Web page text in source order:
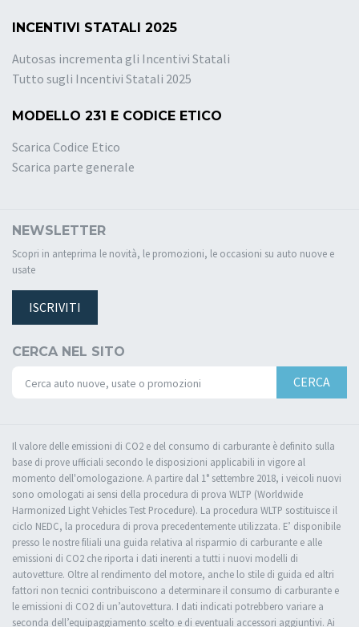
INCENTIVI STATALI 2025
Autosas incrementa gli Incentivi Statali
Tutto sugli Incentivi Statali 2025
MODELLO 231 E CODICE ETICO
Scarica Codice Etico
Scarica parte generale
NEWSLETTER
Scopri in anteprima le novità, le promozioni, le occasioni su auto nuove e
usate
ISCRIVITI
CERCA NEL SITO
CERCA
Il valore delle emissioni di CO2 e del consumo di carburante è definito sulla
base di prove ufficiali secondo le disposizioni applicabili in vigore al
momento dell'omologazione. A partire dal 1° settembre 2018, i veicoli nuovi
sono omologati ai sensi della procedura di prova WLTP (Worldwide
Harmonized Light Vehicles Test Procedure). La procedura WLTP sostituisce il
ciclo NEDC, la procedura di prova precedentemente utilizzata. E’ disponibile
presso le nostre filiali una guida relativa al risparmio di carburante e alle
emissioni di CO2 che riporta i dati inerenti a tutti i nuovi modelli di
autovetture. Oltre al rendimento del motore, anche lo stile di guida ed altri
fattori non tecnici contribuiscono a determinare il consumo di carburante e
le emissioni di CO2 di un’autovettura. I dati indicati potrebbero variare a
seconda dell’equipaggiamento scelto e di eventuali accessori aggiuntivi. Ai